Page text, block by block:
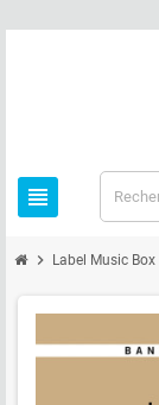
view_headline
chevron_right Label Music Box